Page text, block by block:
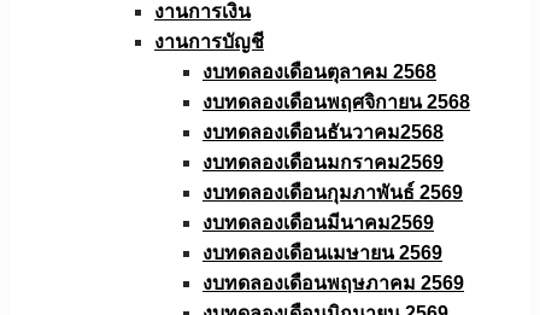
งานการเงิน
งานการบัญชี
งบทดลองเดือนตุลาคม 2568
งบทดลองเดือนพฤศจิกายน 2568
งบทดลองเดือนธันวาคม2568
งบทดลองเดือนมกราคม2569
งบทดลองเดือนกุมภาพันธ์ 2569
งบทดลองเดือนมีนาคม2569
งบทดลองเดือนเมษายน 2569
งบทดลองเดือนพฤษภาคม 2569